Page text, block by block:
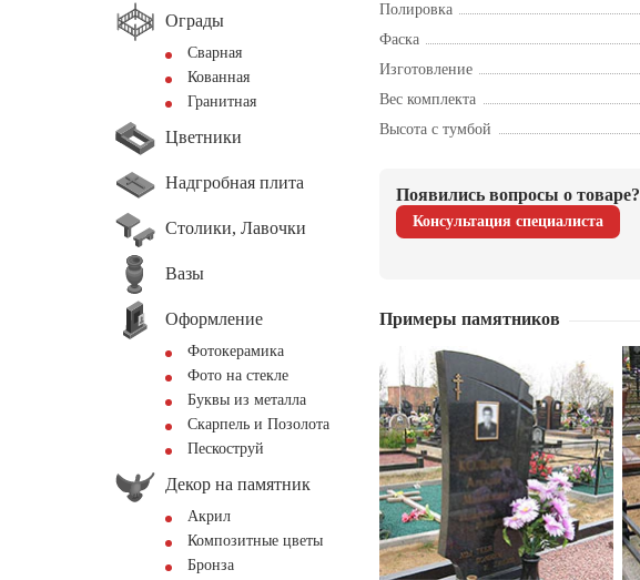
Ограды
Сварная
Кованная
Гранитная
Цветники
Надгробная плита
Столики, Лавочки
Вазы
Оформление
Фотокерамика
Фото на стекле
Буквы из металла
Скарпель и Позолота
Пескоструй
Декор на памятник
Акрил
Композитные цветы
Бронза
Полировка
Фаска
Изготовление
Вес комплекта
Высота с тумбой
Появились вопросы о товаре?
Консультация специалиста
Примеры памятников